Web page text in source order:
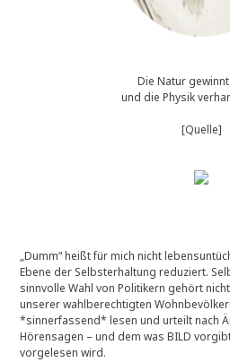
Die Natur
und die Physik
[Quelle]
„Dumm“ heißt für mich nicht
Ebene der Selbsterhaltung reduziert.
sinnvolle Wahl von Politikern gehört
unserer wahlberechtigten
*sinnerfassend* lesen und urteilt nach
Hörensagen – und dem was BILD
vorgelesen wird.